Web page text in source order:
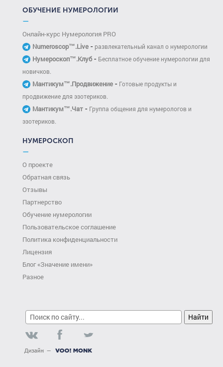
ОБУЧЕНИЕ НУМЕРОЛОГИИ
—
Онлайн-курс Нумерология PRO
Numeroscop™.Live - развлекательный канал о нумерологии
Нумероскоп™.Клуб- Бесплатное обучение нумерологии для
новичков.
Мантикум™.Продвижение - Готовые продукты и
продвижение для эзотериков.
Мантикум™.Чат - Группа общения для нумерологов и
эзотериков.
НУМЕРОСКОП
—
О проекте
Обратная связь
Отзывы
Партнерство
Обучение нумерологии
Пользовательское соглашение
Политика конфиденциальности
Лицензия
Блог «Значение имени»
Разное